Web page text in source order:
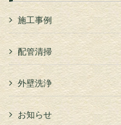
施工事例
配管清掃
外壁洗浄
お知らせ